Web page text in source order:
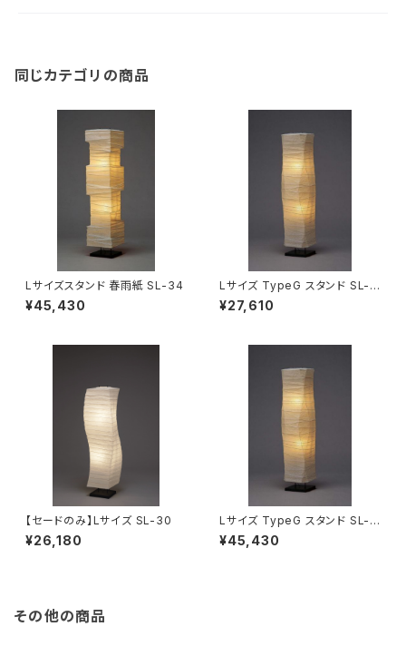
同じカテゴリの商品
Lサイズスタンド 春雨紙 SL-34
¥45,430
Lサイズ TypeG スタンド SL-5
1【セードのみ（交換用】
¥27,610
【セードのみ】Lサイズ SL-30
¥26,180
Lサイズ TypeG スタンド SL-5
1
¥45,430
その他の商品